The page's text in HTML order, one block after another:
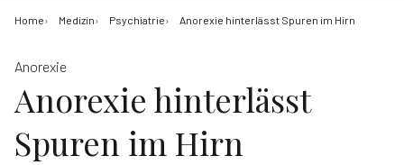
Home Medizin Psychiatrie Anorexie hinterlässt Spuren im Hirn
Anorexie
Anorexie hinterlässt
Spuren im Hirn